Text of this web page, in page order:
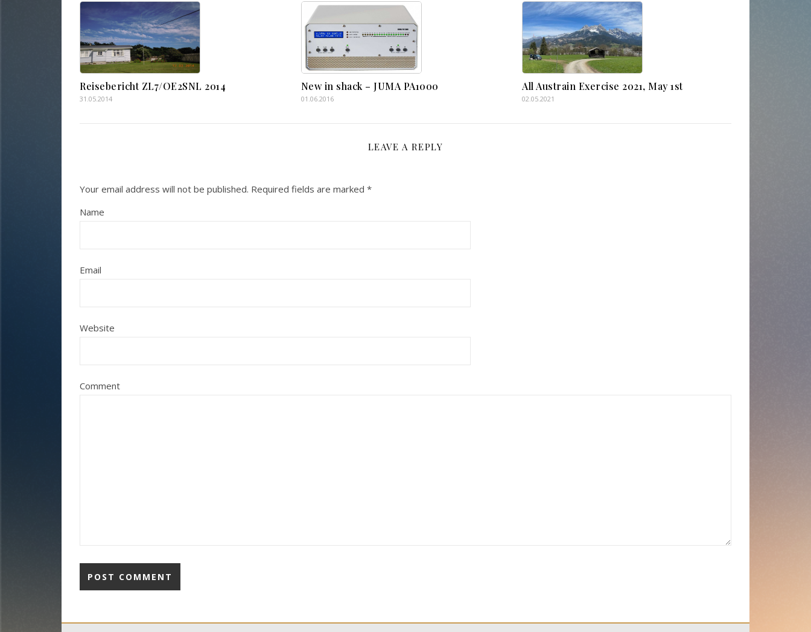
Reisebericht ZL7/OE2SNL 2014
31.05.2014
New in shack – JUMA PA1000
01.06.2016
All Austrain Exercise 2021, May 1st
02.05.2021
LEAVE A REPLY
Your email address will not be published. Required fields are marked *
Name
Email
Website
Comment